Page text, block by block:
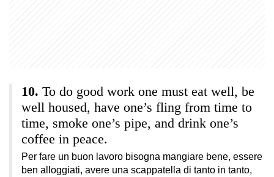
To do good work one must eat well, be
well housed, have one’s fling from time to
time, smoke one’s pipe, and drink one’s
coffee in peace.
Per fare un buon lavoro bisogna mangiare bene, essere
ben alloggiati, avere una scappatella di tanto in tanto,